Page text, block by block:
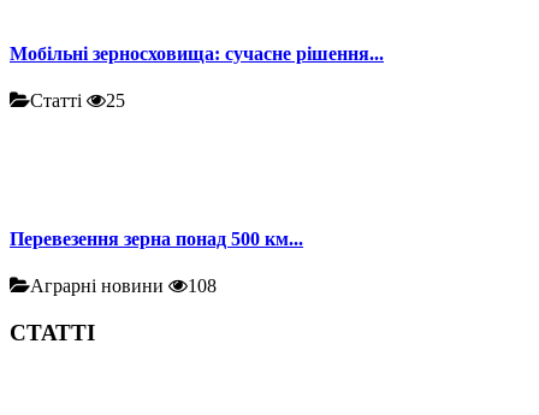
Мобільні зерносховища: сучасне рішення...
Статті 25
Перевезення зерна понад 500 км...
Аграрні новини 108
СТАТТІ